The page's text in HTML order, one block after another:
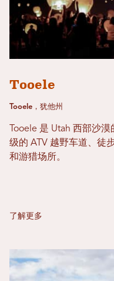
Tooele
Tooele，犹他州
Tooele 是 Utah 西部沙
级的 ATV 越野车道、徒
和游猎场所。
了解更多